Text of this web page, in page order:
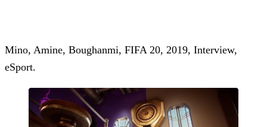
Mino, Amine, Boughanmi, FIFA 20, 2019, Interview,
eSport.